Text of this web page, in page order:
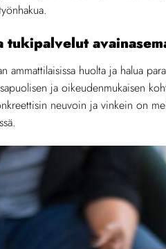
ammattilaisissa huolta ja halua
ja oikeudenmukaisen
neuvoin ja vinkein on